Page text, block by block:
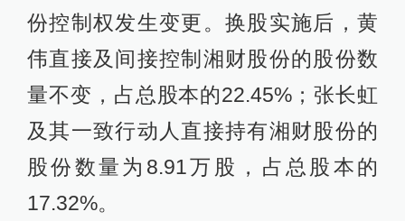
份控制权发生变更。换股实施后，黄
伟直接及间接控制湘财股份的股份数
量不变，占总股本的22.45%；张长虹
及其一致行动人直接持有湘财股份的
股份数量为8.91万股，占总股本的
17.32%。